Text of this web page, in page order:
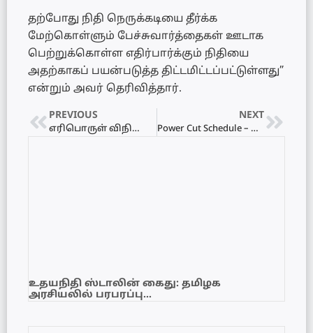
தற்போது நிதி நெருக்கடியை தீர்க்க
மேற்கொள்ளும் பேச்சுவார்த்தைகள் ஊடாக
பெற்றுக்கொள்ள எதிர்பார்க்கும் நிதியை
அதற்காகப் பயன்படுத்த திட்டமிட்டப்பட்டுள்ளது”
என்றும் அவர் தெரிவித்தார்.
PREVIOUS
எரிபொருள் விநியோகம் 2 வாரங்களுக்கு இடைநிறுத்தம்
NEXT
Power Cut Schedule – மின்வெட்டு அட்டவணை 29.06.2022
உதயநிதி ஸ்டாலின் கைது: தமிழக
அரசியலில் பரபரப்பு…